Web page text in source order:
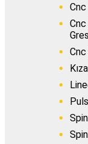
Cnc